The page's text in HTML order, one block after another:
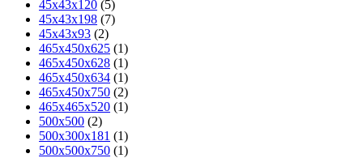
45x43x120 (5)
45x43x198 (7)
45x43x93 (2)
465х450х625 (1)
465х450х628 (1)
465х450х634 (1)
465х450х750 (2)
465х465х520 (1)
500x500 (2)
500х300х181 (1)
500х500х750 (1)